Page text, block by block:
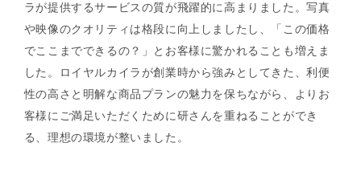
ラが提供するサービスの質が飛躍的に高まりました。写真
や映像のクオリティは格段に向上しましたし、「この価格
でここまでできるの？」とお客様に驚かれることも増えま
した。ロイヤルカイラが創業時から強みとしてきた、利便
性の高さと明解な商品プランの魅力を保ちながら、よりお
客様にご満足いただくために研さんを重ねることができ
る、理想の環境が整いました。